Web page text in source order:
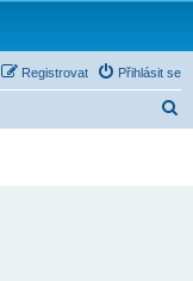
Přihlásit se
Registrovat